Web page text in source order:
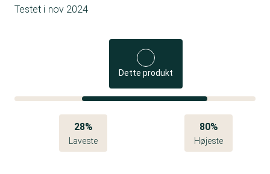
Testet i nov 2024
Dette produkt
28%
Laveste
80%
Højeste